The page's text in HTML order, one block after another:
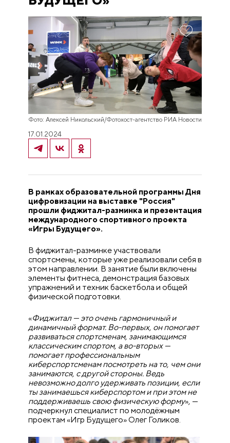
Фото: Алексей Никольский/Фотохост-агентство РИА Новости
17.01.2024
В рамках образовательной программы Дня
цифровизации на выставке "Россия"
прошли фиджитал-разминка и презентация
международного спортивного проекта
«Игры Будущего».
В фиджитал-разминке участвовали
спортсмены, которые уже реализовали себя в
этом направлении. В занятие были включены
элементы фитнеса, демонстрация базовых
упражнений и техник баскетбола и общей
физической подготовки.
«Фиджитал — это очень гармоничный и
динамичный формат. Во-первых, он помогает
развиваться спортсменам, занимающимся
классическим спортом, а во-вторых —
помогает профессиональным
киберспортсменам посмотреть на то, чем они
занимаются, с другой стороны. Ведь
невозможно долго удерживать позиции, если
ты занимаешься киберспортом и при этом не
поддерживаешь свою физическую форму», —
подчеркнул специалист по молодёжным
проектам «Игр Будущего» Олег Голиков.